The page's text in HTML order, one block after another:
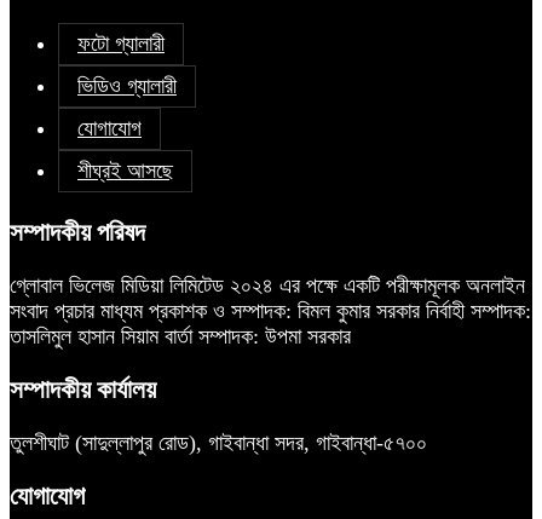
ফটো গ্যালারী
ভিডিও গ্যালারী
যোগাযোগ
শীঘ্রই আসছে
সম্পাদকীয় পরিষদ
গ্লোবাল ভিলেজ মিডিয়া লিমিটেড ২০২৪ এর পক্ষে একটি পরীক্ষামূলক অনলাইন
সংবাদ প্রচার মাধ্যম প্রকাশক ও সম্পাদক: বিমল কুমার সরকার নির্বাহী সম্পাদক:
তাসলিমুল হাসান সিয়াম বার্তা সম্পাদক: উপমা সরকার
সম্পাদকীয় কার্যালয়
তুলশীঘাট (সাদুল্লাপুর রোড), গাইবান্ধা সদর, গাইবান্ধা-৫৭০০
যোগাযোগ